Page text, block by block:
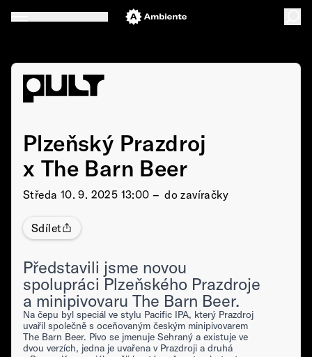
Plzeňský Prazdroj
x The Barn Beer
Středa 10. 9. 2025 13:00 –⁠⁠⁠⁠⁠⁠ do zavíračky
Sdílet
Představili jsme novou
spolupráci Plzeňského Prazdroje
a minipivovaru The Barn Beer.
Na čepu byl speciál ve stylu Pacific IPA, který Prazdroj
uvařil společně s oceňovaným českým minipivovarem
The Barn Beer. Pivo se jmenuje Sehraný a existuje ve
dvou verzích, jedna je uvařena v Prazdroji a druhá